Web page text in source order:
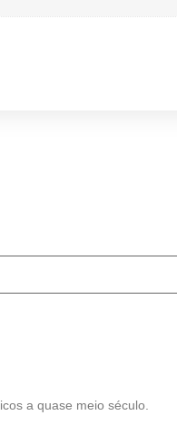
a quase meio século.